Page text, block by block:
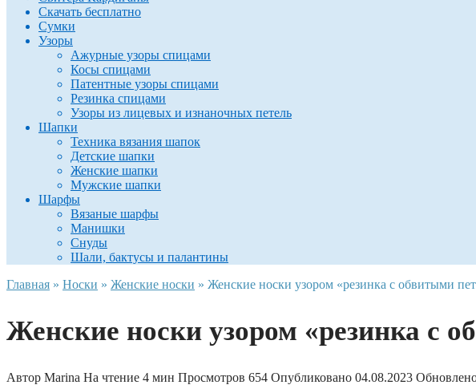
Скачать бесплатно
Сумки
Узоры
Ажурные узоры спицами
Косы спицами
Патентные узоры спицами
Резинка спицами
Узоры из лицевых и изнаночных петель
Шапки
Техника вязания шапок
Детские шапки
Женские шапки
Мужские шапки
Шарфы
Вязаные шарфы
Манишки
Снуды
Шали, бактусы и палантины
Главная » Носки » Женские носки » Женские носки узором «резинка с обвитыми
Женские носки узором «резинка с
Автор Marina На чтение 4 мин Просмотров 654 Опубликовано 04.08.2023